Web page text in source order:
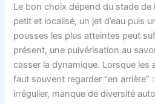
Le bon choix dépend du stade de
petit et localisé, un jet d’eau puis
pousses les plus atteintes peut
présent, une pulvérisation au
casser la dynamique. Lorsque les
faut souvent regarder “en arrière”
irrégulier, manque de diversité